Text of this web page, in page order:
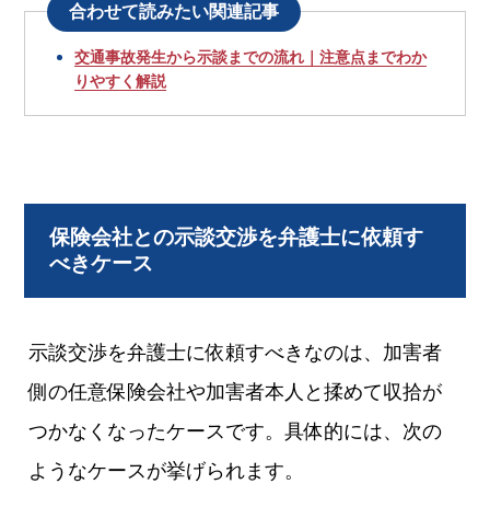
合わせて読みたい関連記事
交通事故発生から示談までの流れ｜注意点までわか
りやすく解説
保険会社との示談交渉を弁護士に依頼す
べきケース
示談交渉を弁護士に依頼すべきなのは、加害者
側の任意保険会社や加害者本人と揉めて収拾が
つかなくなったケースです。具体的には、次の
ようなケースが挙げられます。